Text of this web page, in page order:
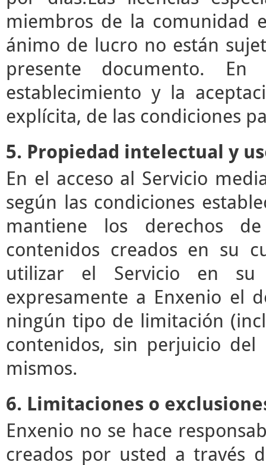
miembros de la comunidad
ánimo de lucro no están
presente documento.
establecimiento y la
explícita, de las condiciones
5. Propiedad intelectual y
En el acceso al Servicio
según las condiciones
mantiene los derechos
contenidos creados en su
utilizar el Servicio en su
expresamente a Enxenio el
ningún tipo de limitación
contenidos, sin perjuicio
mismos.
6. Limitaciones o
Enxenio no se hace
creados por usted a través